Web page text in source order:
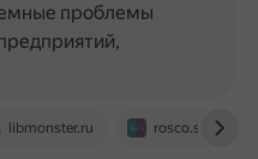
libmonster.ru rosco.su
проблемы